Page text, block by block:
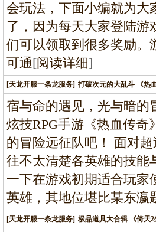
会玩法，下面小编就为大
了，因为每天大家登陆
们可以领取到很多奖励。
可通[阅读详细]
[天龙开服一条龙服务] 打破次元的大乱斗 《热
宿与命的遇见，光与暗的
炫技RPG手游《热血传
的冒险远征队吧！ 面对
往不太清楚各英雄的技能
一下在游戏初期适合玩家
英雄，其地位堪比某东瀛
[天龙开服一条龙服务] 极品道具大合辑 《倚天